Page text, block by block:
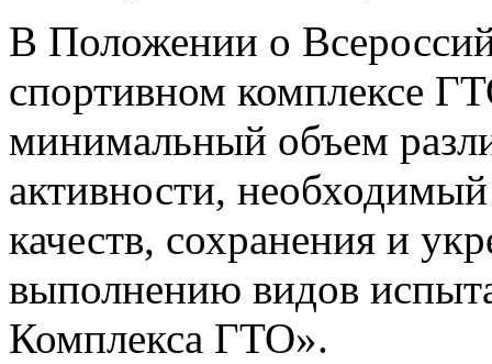
В Положении о
спортивном комплексе
минимальный объем
активности,
качеств, сохранения и
выполнению видов
Комплекса ГТО».